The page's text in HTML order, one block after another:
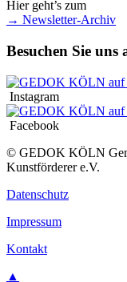
Hier geht’s zum
→ Newsletter-Archiv
Besuchen Sie uns
Instagram
Facebook
© GEDOK KÖLN
Kunstförderer e.V.
Datenschutz
Impressum
Kontakt
▲